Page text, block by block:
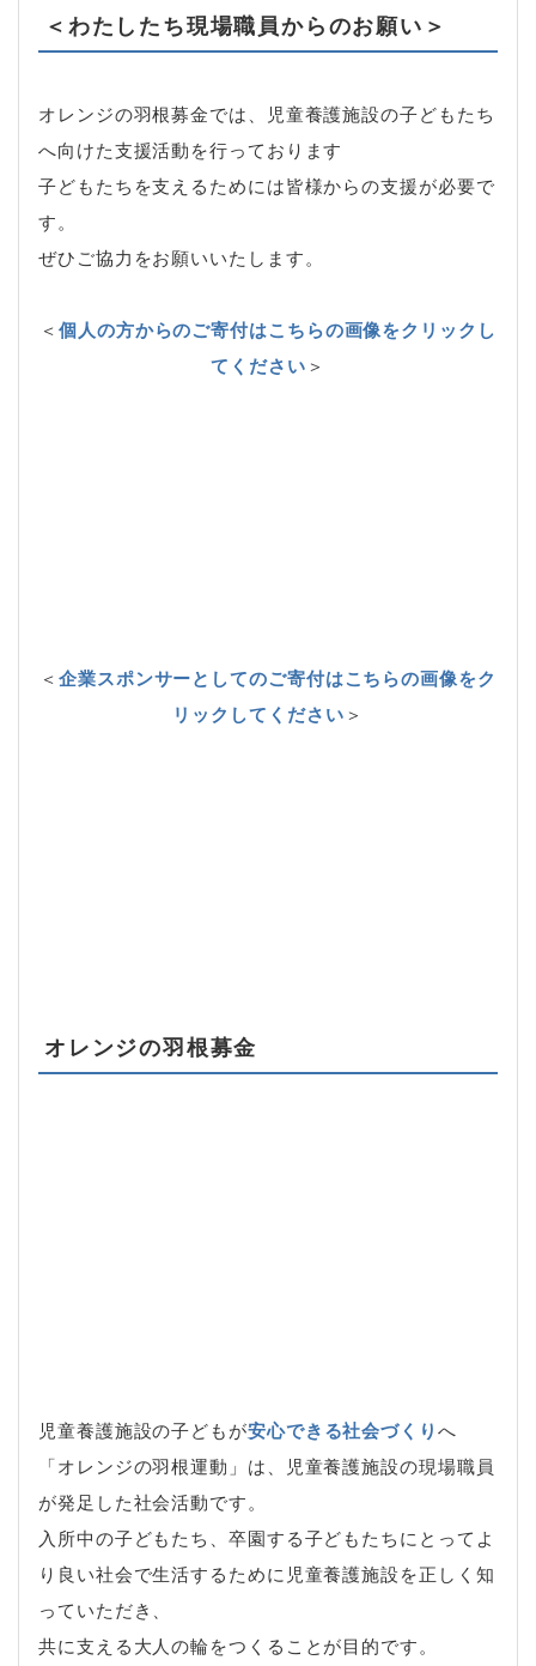
＜わたしたち現場職員からのお願い＞
オレンジの羽根募金では、児童養護施設の子どもたち
へ向けた支援活動を行っております
子どもたちを支えるためには皆様からの支援が必要で
す。
ぜひご協力をお願いいたします。
＜個人の方からのご寄付はこちらの画像をクリックし
てください＞
＜企業スポンサーとしてのご寄付はこちらの画像をク
リックしてください＞
オレンジの羽根募金
児童養護施設の子どもが安心できる社会づくりへ
「オレンジの羽根運動」は、児童養護施設の現場職員
が発足した社会活動です。
入所中の子どもたち、卒園する子どもたちにとってよ
り良い社会で生活するために児童養護施設を正しく知
っていただき、
共に支える大人の輪をつくることが目的です。